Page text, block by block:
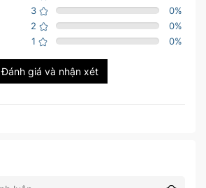
3
0%
2
0%
1
0%
Đánh giá và nhận xét